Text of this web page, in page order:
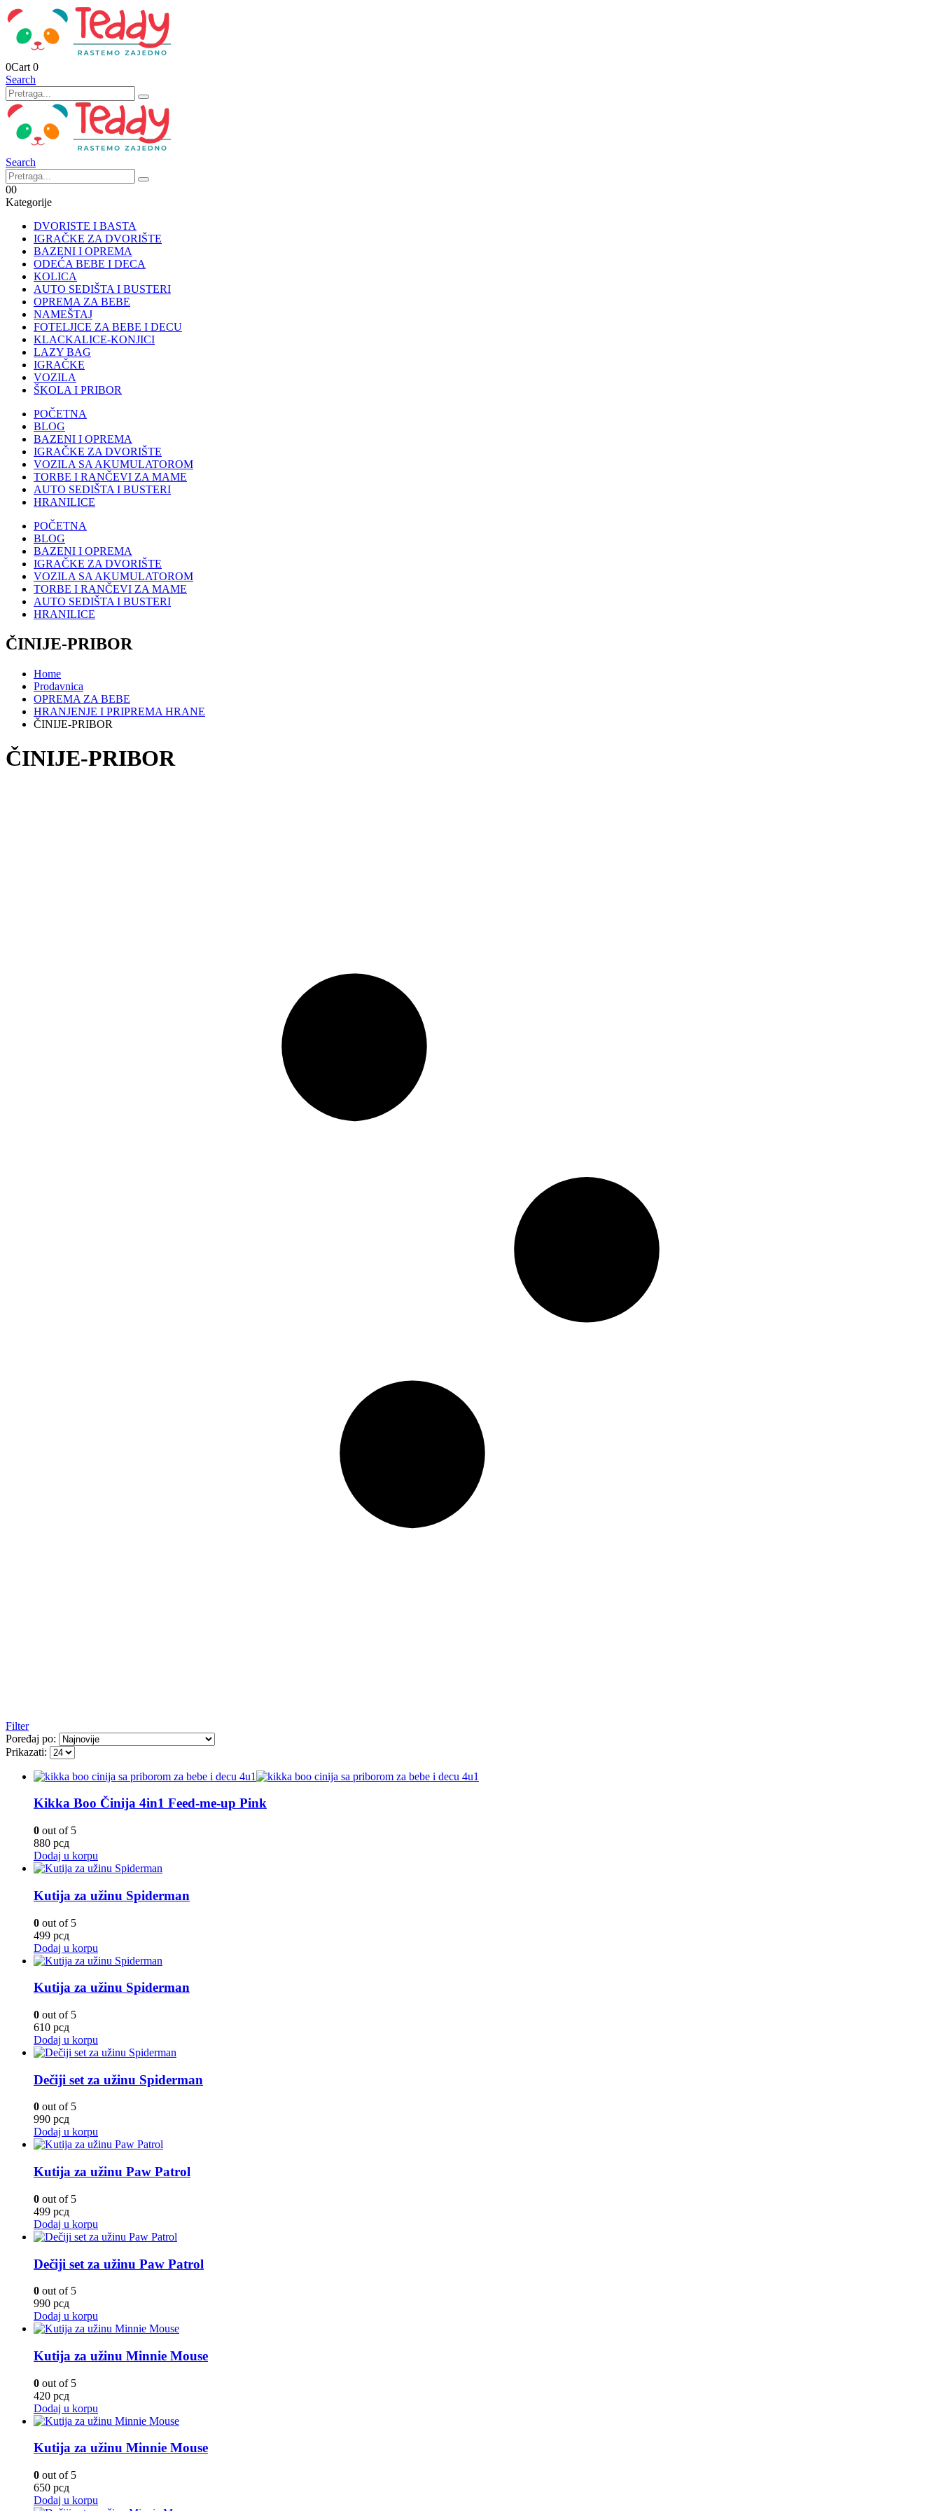
0Cart 0
Search
Search
00
Kategorije
DVORISTE I BASTA
IGRAČKE ZA DVORIŠTE
BAZENI I OPREMA
ODEĆA BEBE I DECA
KOLICA
AUTO SEDIŠTA I BUSTERI
OPREMA ZA BEBE
NAMEŠTAJ
FOTELJICE ZA BEBE I DECU
KLACKALICE-KONJICI
LAZY BAG
IGRAČKE
VOZILA
ŠKOLA I PRIBOR
POČETNA
BLOG
BAZENI I OPREMA
IGRAČKE ZA DVORIŠTE
VOZILA SA AKUMULATOROM
TORBE I RANČEVI ZA MAME
AUTO SEDIŠTA I BUSTERI
HRANILICE
POČETNA
BLOG
BAZENI I OPREMA
IGRAČKE ZA DVORIŠTE
VOZILA SA AKUMULATOROM
TORBE I RANČEVI ZA MAME
AUTO SEDIŠTA I BUSTERI
HRANILICE
ČINIJE-PRIBOR
Home
Prodavnica
OPREMA ZA BEBE
HRANJENJE I PRIPREMA HRANE
ČINIJE-PRIBOR
ČINIJE-PRIBOR
Filter
Poređaj po:
Prikazati:
Kikka Boo Činija 4in1 Feed-me-up Pink
0 out of 5
880 рсд
Dodaj u korpu
Kutija za užinu Spiderman
0 out of 5
499 рсд
Dodaj u korpu
Kutija za užinu Spiderman
0 out of 5
610 рсд
Dodaj u korpu
Dečiji set za užinu Spiderman
0 out of 5
990 рсд
Dodaj u korpu
Kutija za užinu Paw Patrol
0 out of 5
499 рсд
Dodaj u korpu
Dečiji set za užinu Paw Patrol
0 out of 5
990 рсд
Dodaj u korpu
Kutija za užinu Minnie Mouse
0 out of 5
420 рсд
Dodaj u korpu
Kutija za užinu Minnie Mouse
0 out of 5
650 рсд
Dodaj u korpu